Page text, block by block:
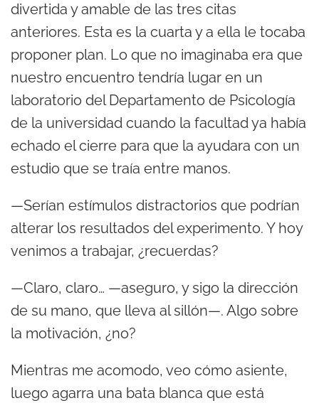
divertida y amable de las tres citas
anteriores. Esta es la cuarta y a ella le tocaba
proponer plan. Lo que no imaginaba era que
nuestro encuentro tendría lugar en un
laboratorio del Departamento de Psicología
de la universidad cuando la facultad ya había
echado el cierre para que la ayudara con un
estudio que se traía entre manos.
—Serían estímulos distractorios que podrían
alterar los resultados del experimento. Y hoy
venimos a trabajar, ¿recuerdas?
—Claro, claro… —aseguro, y sigo la dirección
de su mano, que lleva al sillón—. Algo sobre
la motivación, ¿no?
Mientras me acomodo, veo cómo asiente,
luego agarra una bata blanca que está